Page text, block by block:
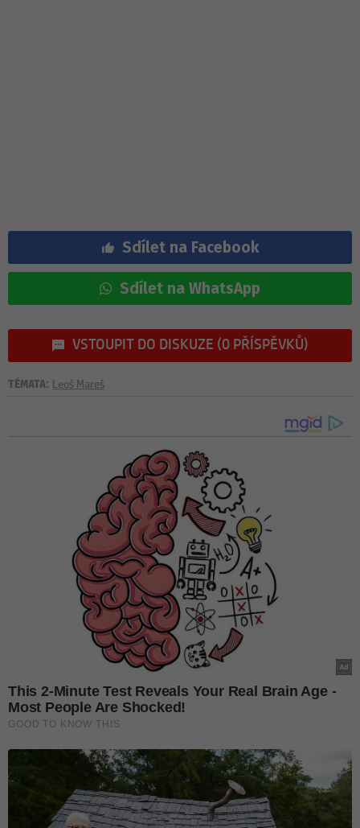
Sdílet na Facebook
Sdílet na WhatsApp
VSTOUPIT DO DISKUZE (0 PŘÍSPĚVKŮ)
TÉMATA: Leoš Mareš